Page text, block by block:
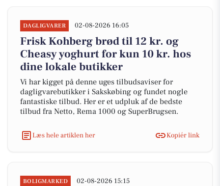
DAGLIGVARER 02-08-2026 16:05
Frisk Kohberg brød til 12 kr. og
Cheasy yoghurt for kun 10 kr. hos
dine lokale butikker
Vi har kigget på denne uges tilbudsaviser for
dagligvarebutikker i Sakskøbing og fundet nogle
fantastiske tilbud. Her er et udpluk af de bedste
tilbud fra Netto, Rema 1000 og SuperBrugsen.
Læs hele artiklen her Kopiér link
BOLIGMARKED 02-08-2026 15:15